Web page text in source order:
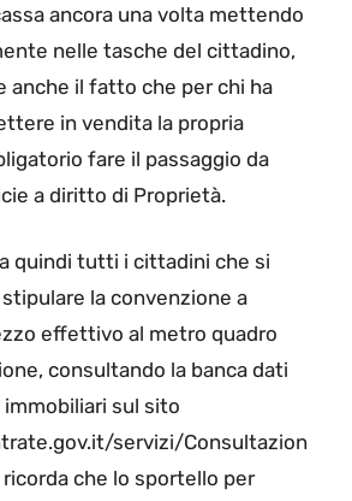
ancora una volta mettendo
nelle tasche del cittadino,
il fatto che per chi ha
in vendita la propria
fare il passaggio da
a diritto di Proprietà.
quindi tutti i cittadini che si
la convenzione a
effettivo al metro quadro
consultando la banca dati
sul sito
servizi/Consultazion
che lo sportello per